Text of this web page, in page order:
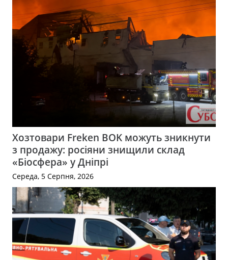
Хозтовари Freken BOK можуть зникнути
з продажу: росіяни знищили склад
«Біосфера» у Дніпрі
Середа, 5 Серпня, 2026